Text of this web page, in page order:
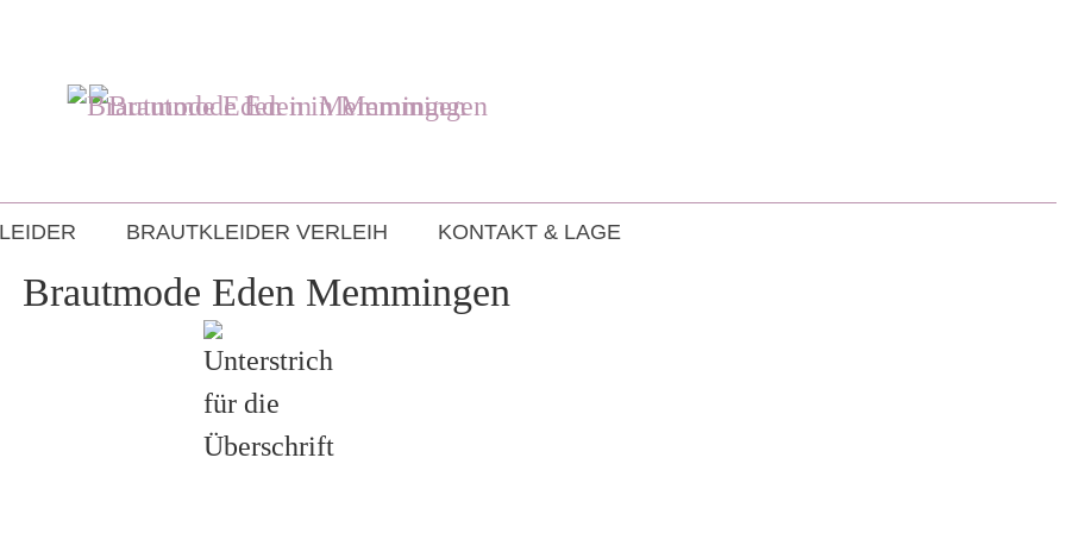
BRAUTKLEIDER VERLEIH KONTAKT & LAGE
Brautmode Eden Memmingen